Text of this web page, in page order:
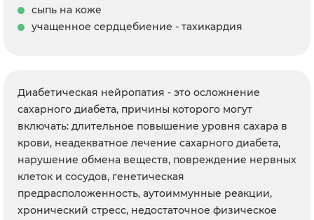
сыпь на коже
учащенное сердцебиение - тахикардия
Диабетическая нейропатия - это осложнение
сахарного диабета, причины которого могут
включать: длительное повышение уровня сахара в
крови, неадекватное лечение сахарного диабета,
нарушение обмена веществ, повреждение нервных
клеток и сосудов, генетическая
предрасположенность, аутоиммунные реакции,
хронический стресс, недостаточное физическое